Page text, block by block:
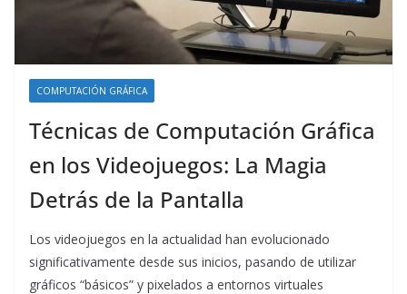
COMPUTACIÓN GRÁFICA
Técnicas de Computación Gráfica
en los Videojuegos: La Magia
Detrás de la Pantalla
Los videojuegos en la actualidad han evolucionado
significativamente desde sus inicios, pasando de utilizar
gráficos “básicos” y pixelados a entornos virtuales